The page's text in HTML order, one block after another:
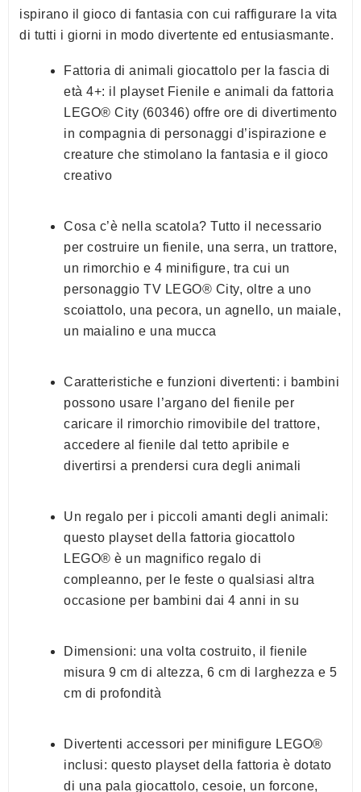
ispirano il gioco di fantasia con cui raffigurare la vita
di tutti i giorni in modo divertente ed entusiasmante.
Fattoria di animali giocattolo per la fascia di
età 4+: il playset Fienile e animali da fattoria
LEGO® City (60346) offre ore di divertimento
in compagnia di personaggi d’ispirazione e
creature che stimolano la fantasia e il gioco
creativo
Cosa c’è nella scatola? Tutto il necessario
per costruire un fienile, una serra, un trattore,
un rimorchio e 4 minifigure, tra cui un
personaggio TV LEGO® City, oltre a uno
scoiattolo, una pecora, un agnello, un maiale,
un maialino e una mucca
Caratteristiche e funzioni divertenti: i bambini
possono usare l’argano del fienile per
caricare il rimorchio rimovibile del trattore,
accedere al fienile dal tetto apribile e
divertirsi a prendersi cura degli animali
Un regalo per i piccoli amanti degli animali:
questo playset della fattoria giocattolo
LEGO® è un magnifico regalo di
compleanno, per le feste o qualsiasi altra
occasione per bambini dai 4 anni in su
Dimensioni: una volta costruito, il fienile
misura 9 cm di altezza, 6 cm di larghezza e 5
cm di profondità
Divertenti accessori per minifigure LEGO®
inclusi: questo playset della fattoria è dotato
di una pala giocattolo, cesoie, un forcone,